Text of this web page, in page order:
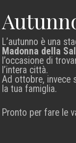
L’autunno è una
Madonna della
l’occasione di
l’intera città.
Ad ottobre, invece
la tua famiglia.
Pronto per fare le